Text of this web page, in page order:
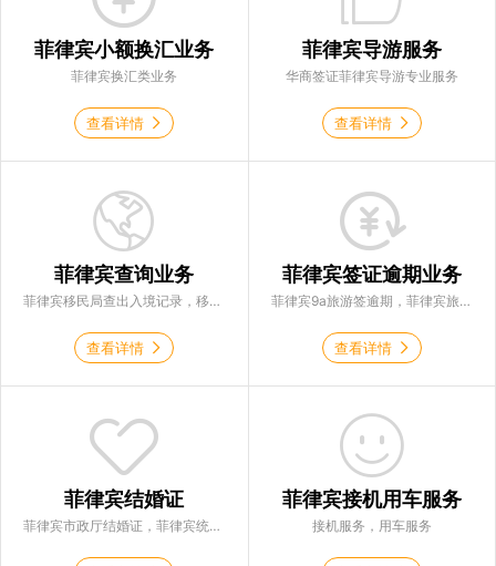
菲律宾小额换汇业务
菲律宾换汇类业务
查看详情
菲律宾导游服务
华商签证菲律宾导游专业服务
查看详情
菲律宾查询业务
菲律宾移民局查出入境记录，移民局查询签证状态，移民局查询黑名单，海关查询是否被起诉
查看详情
菲律宾签证逾期业务
菲律宾9a旅游签逾期，菲律宾旅游签超2年，菲律宾落地签逾期，菲律宾9G工签逾期
查看详情
菲律宾结婚证
菲律宾市政厅结婚证，菲律宾统计局psa结婚证，菲律宾13a结婚签证
菲律宾接机用车服务
接机服务，用车服务